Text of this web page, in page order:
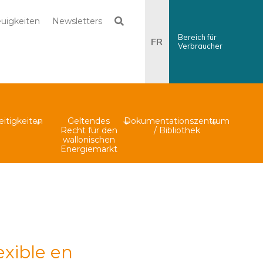
Newsletters
Recherche
FR
Bereich für
Verbraucher
Suche
Geltendes
Recht für den
wallonischen
Energiemarkt
Dokumentationszentrum
/ Bibliothek
en